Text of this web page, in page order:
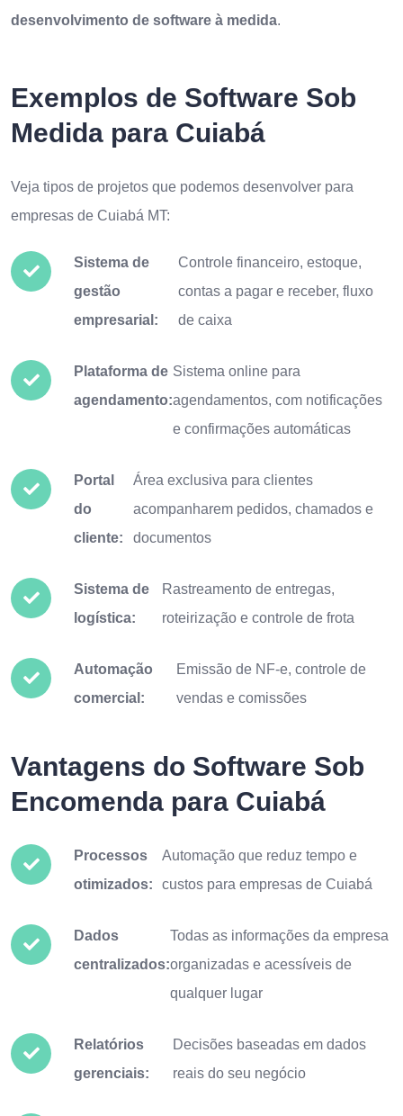
desenvolvimento de software à medida.
Exemplos de Software Sob
Medida para Cuiabá
Veja tipos de projetos que podemos desenvolver para
empresas de Cuiabá MT:
Sistema de
gestão
empresarial:
Controle financeiro, estoque,
contas a pagar e receber, fluxo
de caixa
Plataforma de
agendamento:
Sistema online para
agendamentos, com notificações
e confirmações automáticas
Portal
do
cliente:
Área exclusiva para clientes
acompanharem pedidos, chamados e
documentos
Sistema de
logística:
Rastreamento de entregas,
roteirização e controle de frota
Automação
comercial:
Emissão de NF-e, controle de
vendas e comissões
Vantagens do Software Sob
Encomenda para Cuiabá
Processos
otimizados:
Automação que reduz tempo e
custos para empresas de Cuiabá
Dados
centralizados:
Todas as informações da empresa
organizadas e acessíveis de
qualquer lugar
Relatórios
gerenciais:
Decisões baseadas em dados
reais do seu negócio